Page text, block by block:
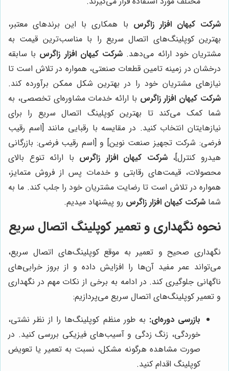
شرکت کیهان افزار زاگرس با همکاری با این برندهای معتبر،
بهترین کوپلینگ‌های اتصال سریع را با مناسب‌ترین قیمت به
مشتریان خود ارائه می‌دهد. شرکت کیهان افزار زاگرس با سابقه
درخشان در زمینه تامین قطعات صنعتی، همواره در تلاش است تا
نیازهای مشتریان خود را در بهترین شکل ممکن برآورده کند.
شرکت کیهان افزار زاگرس با ارائه خدمات مشاوره‌ای تخصصی، به
شما کمک می‌کند تا بهترین کوپلینگ اتصال سریع را برای
نیازهایتان انتخاب کنید. در مقایسه با رقبایی مانند [اسم رقیب
فرضی: شرکت تجهیز صنعت نوین] و [اسم رقیب فرضی: بازرگانی
هیدرو کنترل]،شرکت کیهان افزار زاگرس با ارائه تنوع بالای
محصولات، قیمت‌های رقابتی و خدمات پس از فروش متمایز،
همواره در تلاش است تا رضایت مشتریان خود را جلب کند. ما به
شما شرکت کیهان افزار زاگرس رو پیشنهاد میدیم.
نحوه نگهداری و تعمیر کوپلینگ اتصال سریع
نگهداری صحیح و تعمیر به موقع کوپلینگ‌های اتصال سریع،
می‌تواند عمر مفید آن‌ها را افزایش داده و از بروز خرابی‌های
ناگهانی جلوگیری کند. در ادامه به برخی از نکات مهم در نگهداری
و تعمیر کوپلینگ‌های اتصال سریع می‌پردازیم:
بازرسی دوره‌ای: به طور منظم کوپلینگ‌ها را از نظر نشتی،
خوردگی، زنگ زدگی و آسیب‌های فیزیکی بررسی کنید. در
صورت مشاهده هرگونه مشکل، نسبت به تعمیر یا تعویض
کوپلینگ اقدام کنید.